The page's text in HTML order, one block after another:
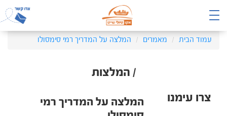
עמוד הבית מאמרים המלצה על המדריך רמי סימסולו
/ המלצות
צרו עימנו
המלצה על המדריך רמי